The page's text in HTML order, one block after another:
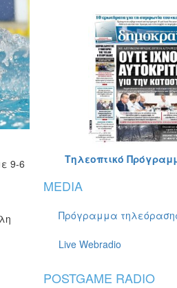
9-6
Τηλεοπτικό
MEDIA
Πρόγραμμα
Live Webradio
POSTGAME RADIO